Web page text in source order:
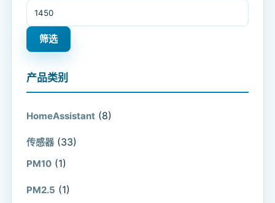
最高价格
筛选
产品类别
HomeAssistant (8)
传感器 (33)
PM10 (1)
PM2.5 (1)